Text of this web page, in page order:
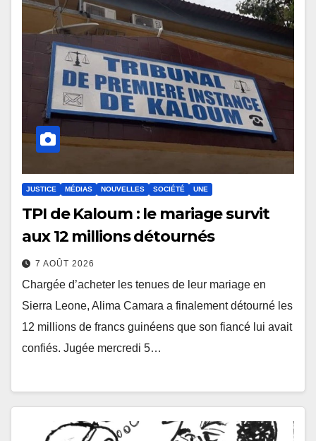
JUSTICE MÉDIAS NOUVELLES SOCIÉTÉ UNE
TPI de Kaloum : le mariage survit
aux 12 millions détournés
7 AOÛT 2026
Chargée d’acheter les tenues de leur mariage en
Sierra Leone, Alima Camara a finalement détourné les
12 millions de francs guinéens que son fiancé lui avait
confiés. Jugée mercredi 5…